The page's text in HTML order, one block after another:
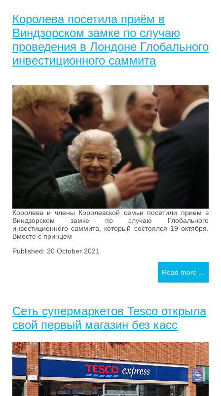
Королева посетила приём в
Виндзорском замке по случаю
проведения в Лондоне Глобального
инвестиционного саммита
Королева и члены Королевской семьи посетили прием в
Виндзорском замке по случаю Глобального
инвестиционного саммита, который состоялся 19 октября.
Вместе с принцем
Published: 20 October 2021
Read more ...
Сеть супермаркетов Tesco открыла
свой первый магазин без касс